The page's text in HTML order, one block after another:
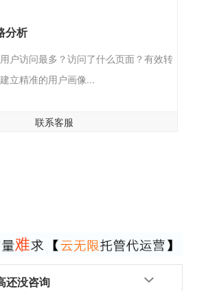
分析
户访问最多？访问了什么页面？有效转
立精准的用户画像...
联系客服
还没咨询